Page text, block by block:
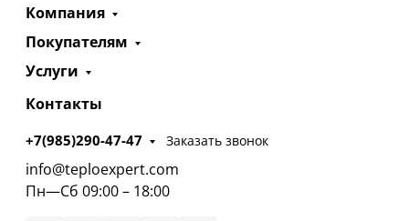
Компания
Покупателям
Услуги
Контакты
+7(985)290-47-47 Заказать звонок
info@teploexpert.com
Пн—Сб 09:00 – 18:00